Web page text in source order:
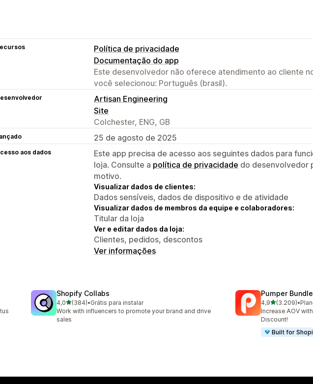
Política de privacidade
Documentação do app
Este desenvolvedor não oferece atendimento ao cliente
você selecionou: Português (brasil).
Artisan Engineering
Site
Colchester, ENG, GB
25 de agosto de 2025
aos dados
Este app precisa de acesso aos seguintes dados para
loja. Consulte a política de privacidade do desenvolvedor
motivo.
Visualizar dados de clientes:
Dados sensíveis, dados de dispositivo e de atividade
Visualizar dados de membros da equipe e colaboradores:
Titular da loja
Ver e editar dados da loja:
Clientes, pedidos, descontos
Ver informações
Shopify Collabs
4,0de 5 estrelas
(384)
384 avaliações ao todo
•Grátis para instalar
Work with influencers to promote your brand and drive
sales
Pumper
4,9de 5 estrelas
(3.209)
3209 avaliações
•
Increase AOV
Discount!
Built for